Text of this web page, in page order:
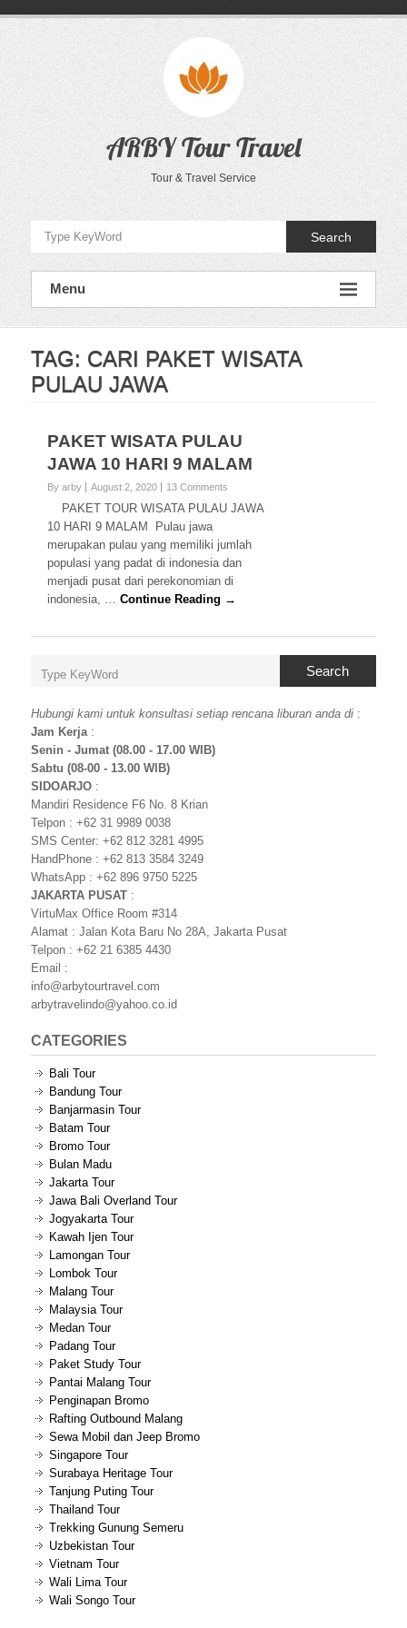
ARBY Tour Travel
Tour & Travel Service
Search
Menu
TAG: CARI PAKET WISATA
PULAU JAWA
PAKET WISATA PULAU
JAWA 10 HARI 9 MALAM
By arby August 2, 2020 13 Comments
PAKET TOUR WISATA PULAU JAWA
10 HARI 9 MALAM Pulau jawa
merupakan pulau yang memiliki jumlah
populasi yang padat di indonesia dan
menjadi pusat dari perekonomian di
indonesia, …Continue Reading →
Search
Hubungi kami untuk konsultasi setiap rencana liburan anda di :
Jam Kerja:
Senin - Jumat (08.00 - 17.00 WIB)
Sabtu (08-00 - 13.00 WIB)
SIDOARJO :
Mandiri Residence F6 No. 8 Krian
Telpon : +62 31 9989 0038
SMS Center: +62 812 3281 4995
HandPhone : +62 813 3584 3249
WhatsApp : +62 896 9750 5225
JAKARTA PUSAT :
VirtuMax Office Room #314
Alamat : Jalan Kota Baru No 28A, Jakarta Pusat
Telpon : +62 21 6385 4430
Email :
info@arbytourtravel.com
arbytravelindo@yahoo.co.id
CATEGORIES
Bali Tour
Bandung Tour
Banjarmasin Tour
Batam Tour
Bromo Tour
Bulan Madu
Jakarta Tour
Jawa Bali Overland Tour
Jogyakarta Tour
Kawah Ijen Tour
Lamongan Tour
Lombok Tour
Malang Tour
Malaysia Tour
Medan Tour
Padang Tour
Paket Study Tour
Pantai Malang Tour
Penginapan Bromo
Rafting Outbound Malang
Sewa Mobil dan Jeep Bromo
Singapore Tour
Surabaya Heritage Tour
Tanjung Puting Tour
Thailand Tour
Trekking Gunung Semeru
Uzbekistan Tour
Vietnam Tour
Wali Lima Tour
Wali Songo Tour